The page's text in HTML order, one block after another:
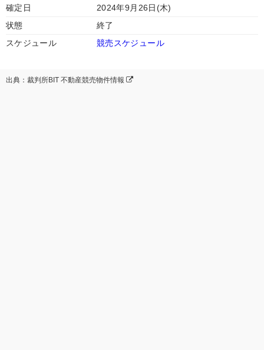
確定日
2024年9月26日(木)
状態
終了
スケジュール
競売スケジュール
出典：裁判所BIT 不動産競売物件情報